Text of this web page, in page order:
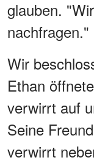
glauben.
nachfragen."
Wir
Ethan
verwirrt auf
Seine
verwirrt